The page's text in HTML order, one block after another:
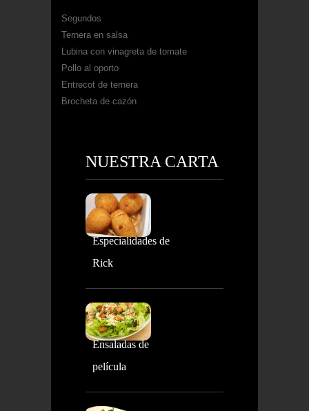
Segundos
Ternera en salsa
Lubina con vinagreta de tomate
Pollo al oporto
Entrecot de ternera
Brocheta de cazón
NUESTRA CARTA
Especialidades de
Rick
Ensaladas de
película